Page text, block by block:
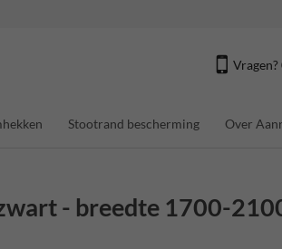
Stootrand bescherming Over
- breedte 1700-